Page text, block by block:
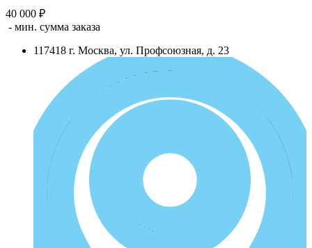
40 000 ₽
- мин. сумма заказа
117418 г. Москва, ул. Профсоюзная, д. 23